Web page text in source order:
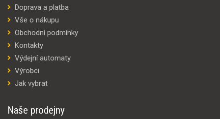
Doprava a platba
Vše o nákupu
Obchodní podmínky
Kontakty
Výdejní automaty
Výrobci
Jak vybrat
Naše prodejny